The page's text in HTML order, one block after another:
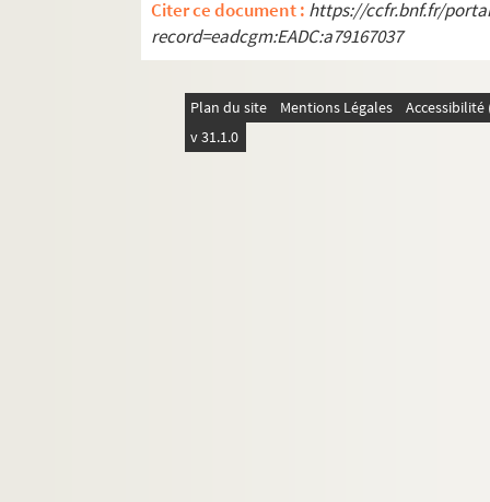
Citer ce document : https://ccfr.bnf.fr/
record=eadcgm:EADC:a79167037
Plan du site Mentions Légales
v 31.1.0